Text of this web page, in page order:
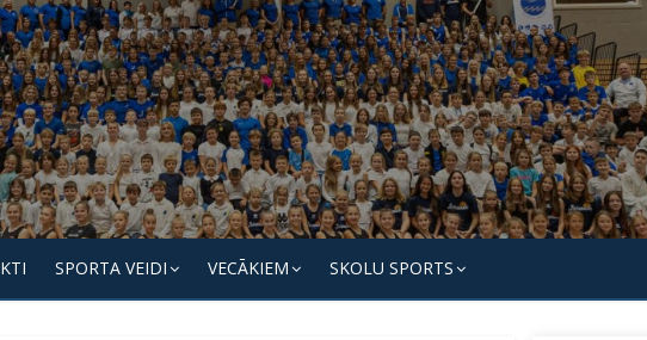
SPORTA VEIDI VECĀKIEM SKOLU SPORTS